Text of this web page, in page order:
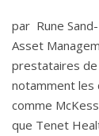
par Rune
Asset
prestataires
notamment les
comme
que Tenet